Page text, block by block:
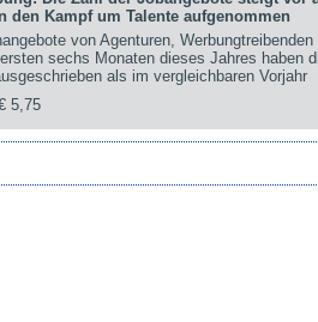
den Kampf um Talente aufgenommen
von Agenturen,
sechs Monaten dieses Jahres haben
als im vergleichbaren Vorjahr
5,75